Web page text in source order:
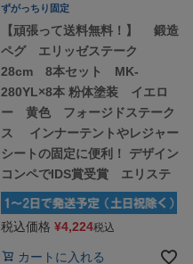
ずがっちり固定
【頑張って送料無料！】 鍛造
ペグ エリッゼステーク
28cm 8本セット MK-
280YL×8本 粉体塗装 イエロ
ー 黄色 フォージドステーク
ス インナーテントやレジャー
シートの固定に便利！ デザイン
コンペでIDS賞受賞 エリステ
税込価格 ¥4,224税込
カートに入れる